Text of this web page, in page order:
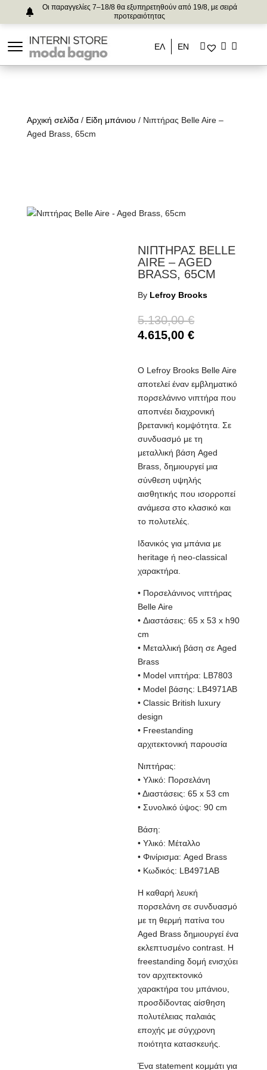
Οι παραγγελίες 7–18/8 θα εξυπηρετηθούν από 19/8, με σειρά
προτεραιότητας
ΕΛ ΕΝ
Αρχική σελίδα/ Είδη μπάνιου / Νιπτήρας Belle Aire –
Aged Brass, 65cm
ΝΙΠΤΗΡΑΣ BELLE
AIRE – AGED
BRASS, 65CM
By Lefroy Brooks
5.130,00€
4.615,00€Η
είναι:
4.615,00 €.
Ο Lefroy Brooks Belle Aire
αποτελεί έναν εμβληματικό
πορσελάνινο νιπτήρα που
αποπνέει διαχρονική
βρετανική κομψότητα. Σε
συνδυασμό με τη
μεταλλική βάση Aged
Brass, δημιουργεί μια
σύνθεση υψηλής
αισθητικής που ισορροπεί
ανάμεσα στο κλασικό και
το πολυτελές.
Ιδανικός για μπάνια με
heritage ή neo-classical
χαρακτήρα.
• Πορσελάνινος νιπτήρας
Belle Aire
• Διαστάσεις: 65 x 53 x h90
cm
• Μεταλλική βάση σε Aged
Brass
• Model νιπτήρα: LB7803
• Model βάσης: LB4971AB
• Classic British luxury
design
• Freestanding
αρχιτεκτονική παρουσία
Νιπτήρας:
• Υλικό: Πορσελάνη
• Διαστάσεις: 65 x 53 cm
• Συνολικό ύψος: 90 cm
Βάση:
• Υλικό: Μέταλλο
• Φινίρισμα: Aged Brass
• Κωδικός: LB4971AB
Η καθαρή λευκή
πορσελάνη σε συνδυασμό
με τη θερμή πατίνα του
Aged Brass δημιουργεί ένα
εκλεπτυσμένο contrast. Η
freestanding δομή ενισχύει
τον αρχιτεκτονικό
χαρακτήρα του μπάνιου,
προσδίδοντας αίσθηση
πολυτέλειας παλαιάς
εποχής με σύγχρονη
ποιότητα κατασκευής.
Ένα statement κομμάτι για